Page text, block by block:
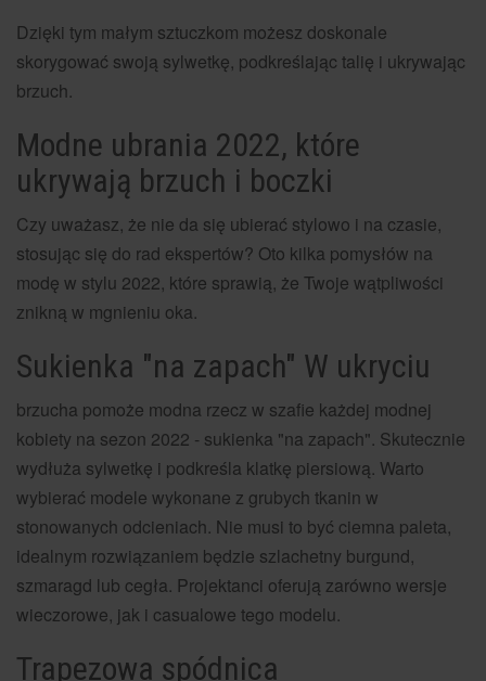
Dzięki tym małym sztuczkom możesz doskonale
skorygować swoją sylwetkę, podkreślając talię i ukrywając
brzuch.
Modne ubrania 2022, które
ukrywają brzuch i boczki
Czy uważasz, że nie da się ubierać stylowo i na czasie,
stosując się do rad ekspertów? Oto kilka pomysłów na
modę w stylu 2022, które sprawią, że Twoje wątpliwości
znikną w mgnieniu oka.
Sukienka "na zapach" W ukryciu
brzucha pomoże modna rzecz w szafie każdej modnej
kobiety na sezon 2022 - sukienka "na zapach". Skutecznie
wydłuża sylwetkę i podkreśla klatkę piersiową. Warto
wybierać modele wykonane z grubych tkanin w
stonowanych odcieniach. Nie musi to być ciemna paleta,
idealnym rozwiązaniem będzie szlachetny burgund,
szmaragd lub cegła. Projektanci oferują zarówno wersje
wieczorowe, jak i casualowe tego modelu.
Trapezowa spódnica